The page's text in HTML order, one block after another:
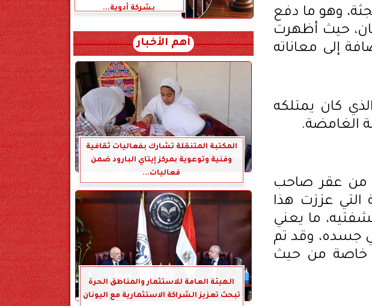
وهو ما دفع
حيث أظهرت
إلى معاناته
كان يمتلكه
الغامضة.
من عقر صاحب
التي عززت هذا
ما يعني
جسده، وقد تم
خاصة من حيث
بشركة أدوية...
أهم الأخبار
المكتبة المتنقلة تشارك بفعاليات ثقافية
وفنية وتوعوية بمركز إيتاي البارود ضمن
فعاليات...
الهيئة العامة للاستثمار والمناطق الحرة
تبحث تعزيز الشراكة الاستثمارية مع اليونان